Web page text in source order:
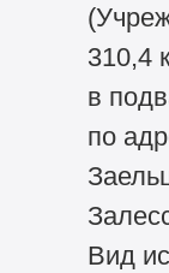
310,4
в
по
Вид